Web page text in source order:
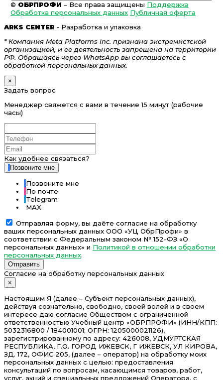
© ОБРПРОФИ – Все права защищены Поддержка
Обработка персональных данных Публичная оферта
ARKS CENTER - Разработка и упаковка
* Компания Meta Platforms Inc. признана экстремистской
организацией, и ее деятельность запрещена на территории
РФ. Обращаясь через WhatsApp вы соглашаетесь с
обработкой персональных данных.
×
Задать вопрос
Менеджер свяжется с вами в течение 15 минут (рабочие
часы)
Как удобнее связаться?
Позвоните мне
Позвоните мне
По почте
Telegram
MAX
Отправляя форму, вы даёте согласие на обработку
ваших персональных данных ООО «УЦ ОбрПрофи» в
соответствии с Федеральным законом № 152-ФЗ «О
персональных данных» и Политикой в отношении обработки
персональных данных.
Отправить
Согласие на обработку персональных данных
×
Настоящим Я (далее – Субъект персональных данных),
действуя сознательно, свободно, своей волей и в своем
интересе даю согласие Обществом с ограниченной
ответственностью Учебный центр «ОБРПРОФИ» (ИНН/КПП:
5032316800 / 184001001; ОГРН: 1205000021126),
зарегистрированному по адресу: 426008, УДМУРТСКАЯ
РЕСПУБЛИКА, Г.О. ГОРОД ИЖЕВСК, Г ИЖЕВСК, УЛ КИРОВА,
ЗД. 172, ОФИС 205, (далее – оператор) на обработку моих
персональных данных с целью: предоставления
консультаций по вопросам, касающимся товаров, работ,
услуг, акций и специальных предложений Оператора, с